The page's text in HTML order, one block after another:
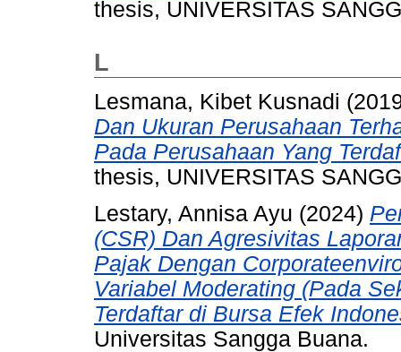
thesis, UNIVERSITAS
L
Lesmana, Kibet Kusnadi
Dan Ukuran Perusahaan
Pada Perusahaan Yang
thesis, UNIVERSITAS
Lestary, Annisa Ayu (2024)
(CSR) Dan Agresivitas
Pajak Dengan
Variabel Moderating (Pada
Terdaftar di Bursa Efek
Universitas Sangga Buana.